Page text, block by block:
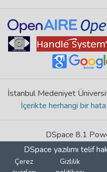
İstanbul Medeniyet
İçerikte herhangi bir
DSpace 8.1
DSpace yazılımı telif
Çerez
Gizlilik